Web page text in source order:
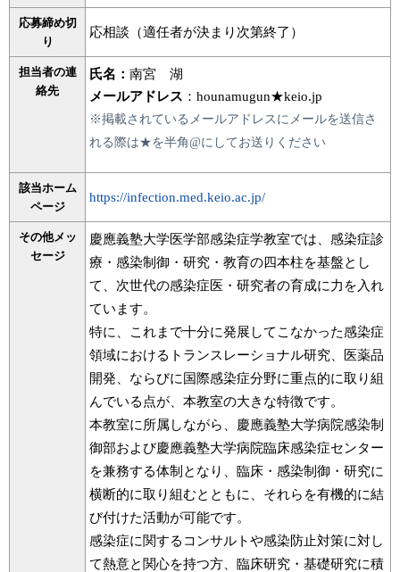
応募締め切
り
応相談（適任者が決まり次第終了）
担当者の連
絡先
氏名： 南宮 湖
メールアドレス ：hounamugun★keio.jp
※掲載されているメールアドレスにメールを送信さ
れる際は★を半角@にしてお送りください
該当ホーム
ページ
https://infection.med.keio.ac.jp/
その他メッ
セージ
慶應義塾大学医学部感染症学教室では、感染症診
療・感染制御・研究・教育の四本柱を基盤とし
て、次世代の感染症医・研究者の育成に力を入れ
ています。
特に、これまで十分に発展してこなかった感染症
領域におけるトランスレーショナル研究、医薬品
開発、ならびに国際感染症分野に重点的に取り組
んでいる点が、本教室の大きな特徴です。
本教室に所属しながら、慶應義塾大学病院感染制
御部および慶應義塾大学病院臨床感染症センター
を兼務する体制となり、臨床・感染制御・研究に
横断的に取り組むとともに、それらを有機的に結
び付けた活動が可能です。
感染症に関するコンサルトや感染防止対策に対し
て熱意と関心を持つ方、臨床研究・基礎研究に積